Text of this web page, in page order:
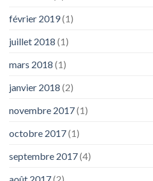
février 2019(1)
juillet 2018 (1)
mars 2018 (1)
janvier 2018 (2)
novembre 2017(1)
octobre 2017(1)
septembre 2017(4)
août 2017(2)